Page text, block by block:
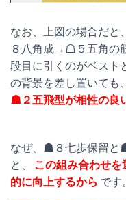
なお、上図の場合だ
８八角成→☖５五角の
段目に引くのがベスト
の背景を差し置いても、
☗２五飛型が相性の良
なぜ、☗８七歩保留と
と、
この組み合わせ
的に向上するから です。